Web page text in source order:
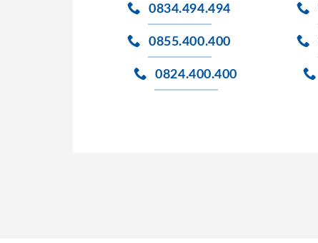
0834.494.494
0855.400.400
0824.400.400